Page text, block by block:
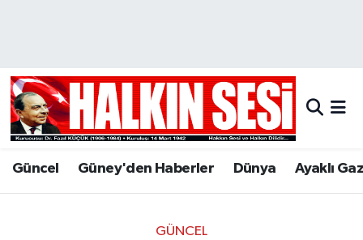
Güncel Güney'den Haberler Dünya Ayaklı
GÜNCEL
Hava Durumu
Trafik Durumu